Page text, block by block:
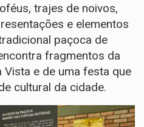
trajes de noivos,
e elementos
paçoca de
fragmentos da
e de uma festa que
cultural da cidade.